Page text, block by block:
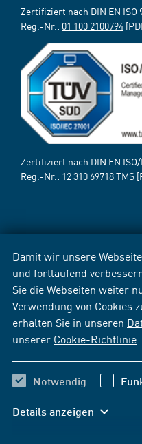
Damit wir unsere
und fortlaufend
Sie die Webseiten weiter
Verwendung von Cookies
erhalten Sie in unseren
unserer Cookie-Richtlinie
Notwendig
Details anzeigen
Zertifiziert nach DIN EN ISO
Reg.-Nr.: 01 100 2100794
Zertifiziert nach DIN EN
Reg.-Nr.: 12 310 69718 TMS